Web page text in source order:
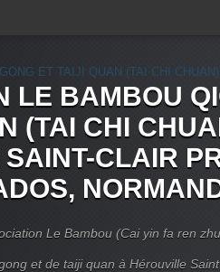
LE BAMBOU
(TAI CHI
CLAIR
Le Bambou (Cai yin fa ren
et de taiji quan à Hérouville